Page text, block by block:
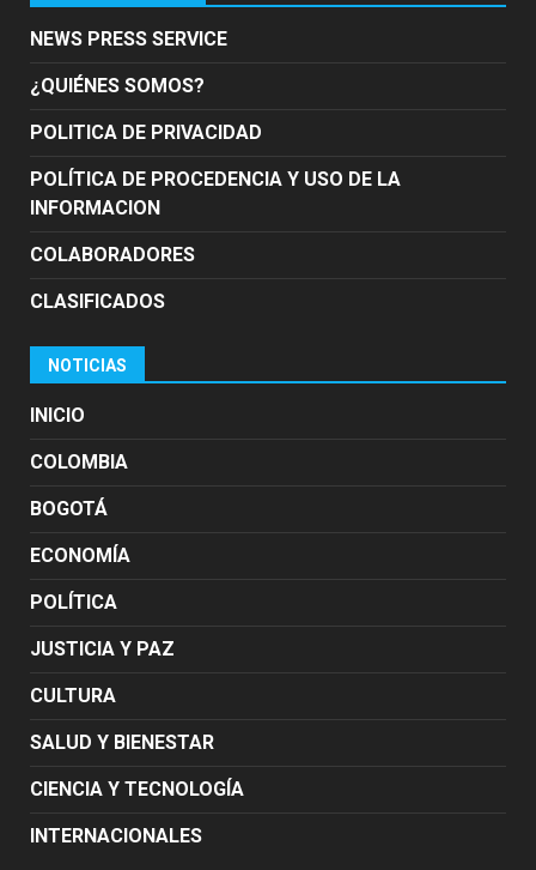
NEWS PRESS SERVICE
¿QUIÉNES SOMOS?
POLITICA DE PRIVACIDAD
POLÍTICA DE PROCEDENCIA Y USO DE LA
INFORMACION
COLABORADORES
CLASIFICADOS
NOTICIAS
INICIO
COLOMBIA
BOGOTÁ
ECONOMÍA
POLÍTICA
JUSTICIA Y PAZ
CULTURA
SALUD Y BIENESTAR
CIENCIA Y TECNOLOGÍA
INTERNACIONALES